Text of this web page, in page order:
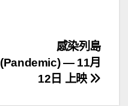
感染列島
(Pandemic) — 11月
12日 上映